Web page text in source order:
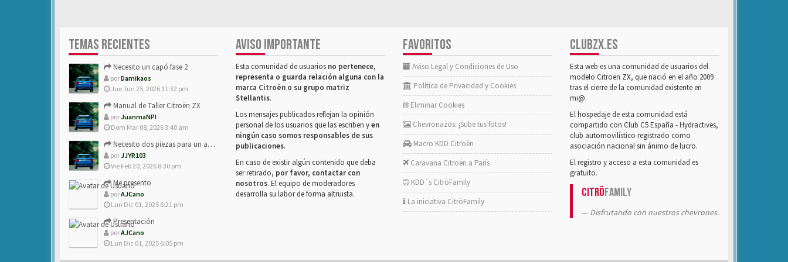
TEMAS RECIENTES
Necesito un capó fase 2
porDamikaos
Jue Jun 25, 2026 11:32 pm
Manual de Taller Citroën ZX
porJuanmaNPI
Dom Mar 08, 2026 3:40 am
Necesito dos piezas para un amigo con ZX.
porJJYR103
Vie Feb 20, 2026 8:30 pm
Me presento
porAJCano
Lun Dic 01, 2025 6:21 pm
Presentación
porAJCano
Lun Dic 01, 2025 6:05 pm
AVISO IMPORTANTE
Esta comunidad de usuarios no pertenece,
representa o guarda relación alguna con la
marca Citroën o su grupo matriz
Stellantis.
Los mensajes publicados reflejan la opinión
personal de los usuarios que las escriben yen
ningún caso somos responsables de sus
publicaciones.
En caso de existir algún contenido que deba
ser retirado, por favor, contactar con
nosotros. El equipo de moderadores
desarrolla su labor de forma altruista.
FAVORITOS
Aviso Legal y Condiciones de Uso
Política de Privacidad y Cookies
Eliminar Cookies
Chevronazos: ¡Sube tus fotos!
Macro KDD Citroën
Caravana Citroën a París
KDD´s CitröFamily
La iniciativa CitröFamily
CLUBZX.ES
Esta web es una comunidad de usuarios del
modelo Citroën ZX, que nació en el año 2009
tras el cierre de la comunidad existente en
mi@.
El hospedaje de esta comunidad está
compartido con Club C5 España - Hydractives,
club automovilístico registrado como
asociación nacional sin ánimo de lucro.
El registro y acceso a esta comunidad es
gratuito.
CitröFamily
Disfrutando con nuestros chevrones.